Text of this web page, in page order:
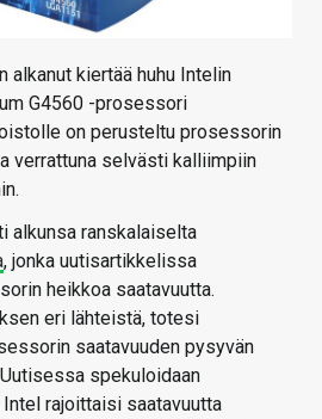
alkanut kiertää huhu Intelin
G4560 -prosessori
on perusteltu prosessorin
verrattuna selvästi kalliimpiin
alkunsa ranskalaiselta
, jonka uutisartikkelissa
heikkoa saatavuutta.
eri lähteistä, totesi
saatavuuden pysyvän
spekuloidaan
rajoittaisi saatavuutta